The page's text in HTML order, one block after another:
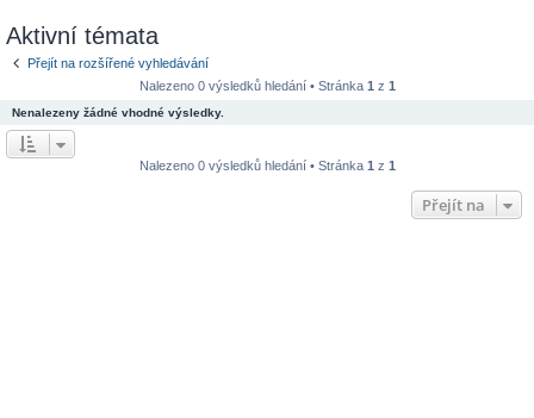
Aktivní témata
Přejít na rozšířené vyhledávání
Nalezeno 0 výsledků hledání • Stránka 1 z 1
Nenalezeny žádné vhodné výsledky.
Nalezeno 0 výsledků hledání • Stránka 1 z 1
Přejít na